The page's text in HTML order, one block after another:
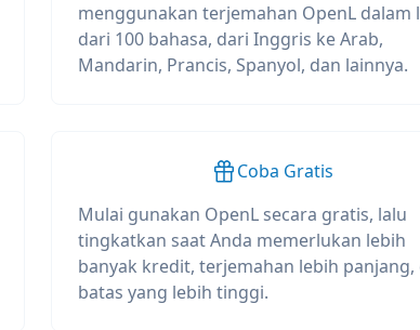
menggunakan terjemahan OpenL dalam
dari 100 bahasa, dari Inggris ke Arab,
Mandarin, Prancis, Spanyol, dan lainnya.
Coba Gratis
Mulai gunakan OpenL secara gratis, lalu
tingkatkan saat Anda memerlukan lebih
banyak kredit, terjemahan lebih panjang,
batas yang lebih tinggi.